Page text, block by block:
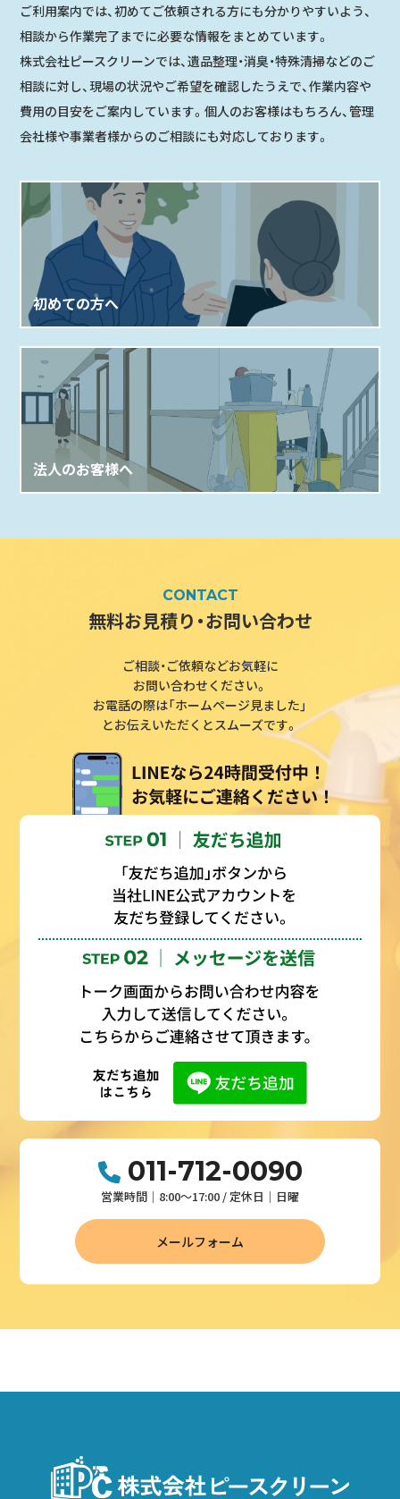
ご利用案内では、初めてご依頼される方にも分かりやすいよう、
相談から作業完了までに必要な情報をまとめています。
株式会社ピースクリーンでは、遺品整理・消臭・特殊清掃などのご
相談に対し、現場の状況やご希望を確認したうえで、作業内容や
費用の目安をご案内しています。個人のお客様はもちろん、管理
会社様や事業者様からのご相談にも対応しております。
初めての方へ
法人のお客様へ
CONTACT
無料お見積り・お問い合わせ
ご相談・ご依頼などお気軽に
お問い合わせください。
お電話の際は「ホームページ見ました」
とお伝えいただくとスムーズです。
011-712-0090
営業時間│8:00～17:00 / 定休日│日曜
メールフォーム